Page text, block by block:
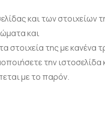
και των στοιχείων
και
στοιχεία της με
την
με το παρόν.